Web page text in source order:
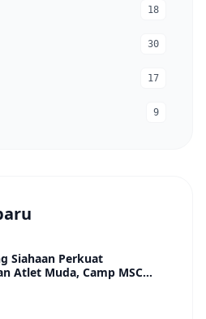
18
30
17
9
Siahaan Perkuat
Atlet Muda, Camp MSC
Juara Hadapi
Regional hingga Nasional